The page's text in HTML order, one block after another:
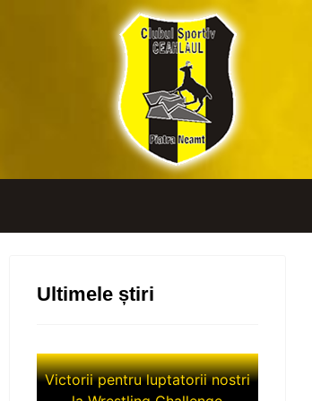
Ultimele știri
Victorii pentru luptatorii nostri
la Wrestling Challenge